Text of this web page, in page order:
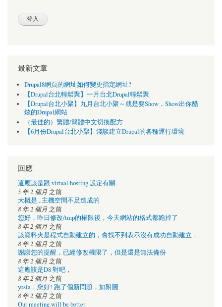
最新文章
Drupal8網頁的網址如何變更指定網址?
【Drupal台北輕鬆聚】一月台北Drupal輕鬆聚
【Drupal台北小聚】九月台北小聚～就是要Show，Show出你酷
炫的Drupal網站
（最佳的）繁體/簡體中文切換配方
【6月份Drupal台北小聚】淺談建立Drupal的各種運行環境
回應
這應該是跟 virtual hosting 設定有關
5 年 2 個月 之前
大概是...主機空間不足造成的
8 年 2 個月 之前
您好，昨日修改/tmp的權限後，今天網站的格式都跑掉了
8 年 2 個月 之前
該資料夾是程式自動建立的，會找不到表示沒有成功自動建立，
8 年 2 個月 之前
謝謝您的提醒，已經修改權限了，但是還是無法備份
8 年 2 個月 之前
這應該是D8 對吧，
8 年 2 個月 之前
yosia，您好! 跑了個新問題，如附圖
8 年 2 個月 之前
Our meeting will be better